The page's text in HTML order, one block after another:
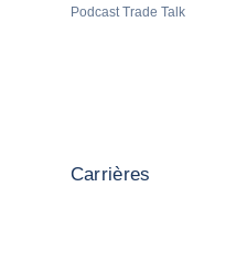
Podcast Trade Talk
Carrières